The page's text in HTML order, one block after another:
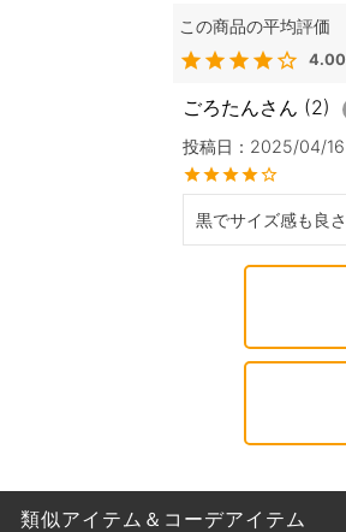
4.00
ごろたん 2
投稿日
2025/04/16
黒でサイズ感も良
類似アイテム＆コーデアイテム